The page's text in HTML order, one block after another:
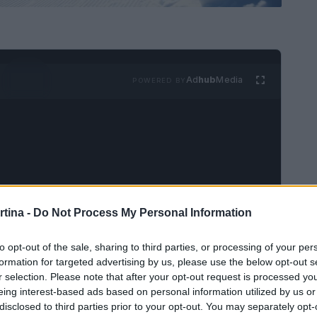
- Do Not Process My Personal Information
opt-out of the sale, sharing to third parties, or processing of your
for targeted advertising by us, please use the below opt-out
selection. Please note that after your opt-out request is processed
interest-based ads based on personal information utilized by us
to third parties prior to your opt-out. You may separately
AdhubMedia
si avvicinano e la storica pista Stelvio di
di una delle gare più attese: la discesa
per le sue sfide e le sue curve impegnative,
panorama dellosci alpino.